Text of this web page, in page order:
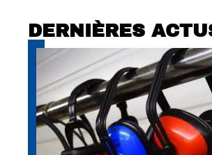
DERNIÈRES